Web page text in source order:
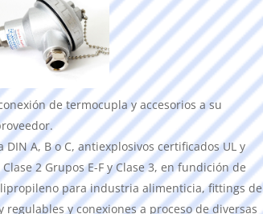
de termocupla y accesorios a su
A, B o C, antiexplosivos certificados UL y
Clase 2 Grupos E-F y Clase 3, en fundición de
para industria alimenticia, fittings de
regulables y conexiones a proceso de diversas